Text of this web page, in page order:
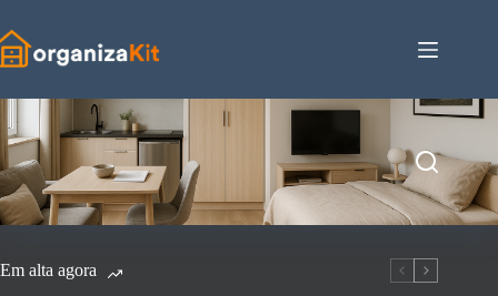
para
o
conteúdo
Em alta agora